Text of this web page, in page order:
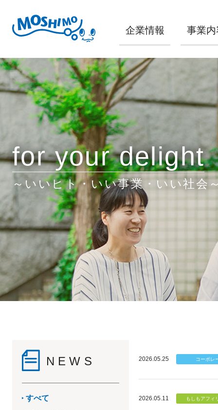
企業情報 事業内
for your delight
～いいヒト・いい事業・いい社会
NEWS
すべて
2026.05.25
2026.05.11